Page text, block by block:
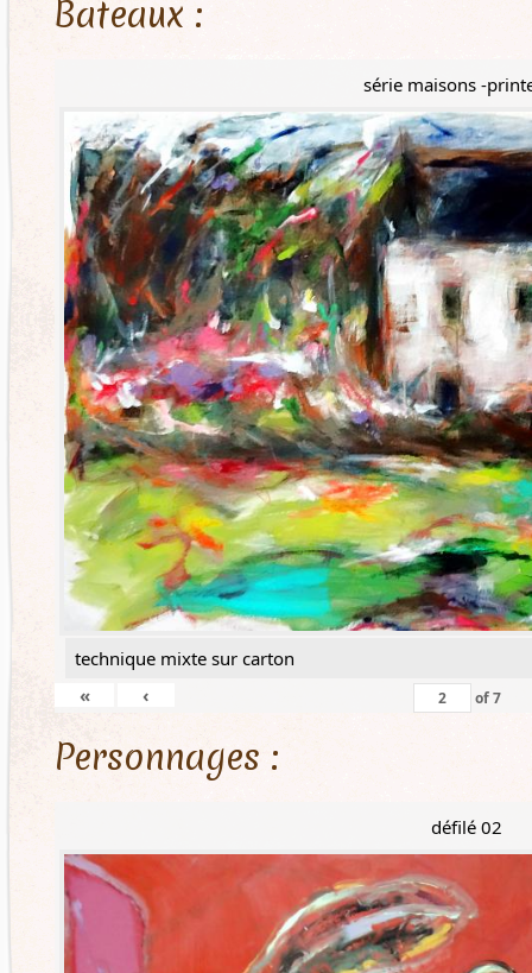
Bateaux :
série maisons -
technique mixte sur carton
«
‹ of7
Personnages :
défilé 02